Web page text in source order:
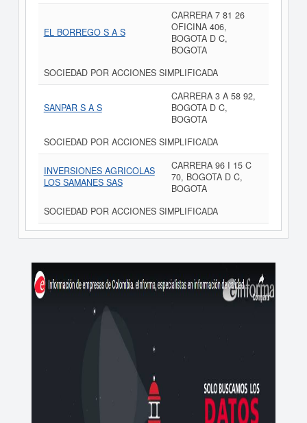
EL BORREGO S A S
CARRERA 7 81 26
OFICINA 406,
BOGOTA D C,
BOGOTA
SOCIEDAD POR ACCIONES SIMPLIFICADA
SANPAR S A S
CARRERA 3 A 58 92,
BOGOTA D C,
BOGOTA
SOCIEDAD POR ACCIONES SIMPLIFICADA
INVERSIONES AGRICOLAS
LOS SAMANES SAS
CARRERA 96 I 15 C
70, BOGOTA D C,
BOGOTA
SOCIEDAD POR ACCIONES SIMPLIFICADA